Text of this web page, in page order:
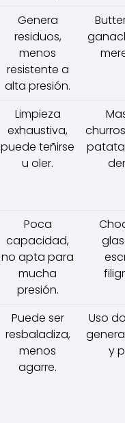
Genera
residuos,
menos
resistente a
alta presión.
Limpieza
exhaustiva,
puede teñirse
u oler.
Poca
capacidad,
no apta para
mucha
presión.
Puede ser
resbaladiza,
menos
agarre.
Uso
y